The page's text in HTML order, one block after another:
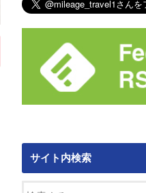
サイト内検索